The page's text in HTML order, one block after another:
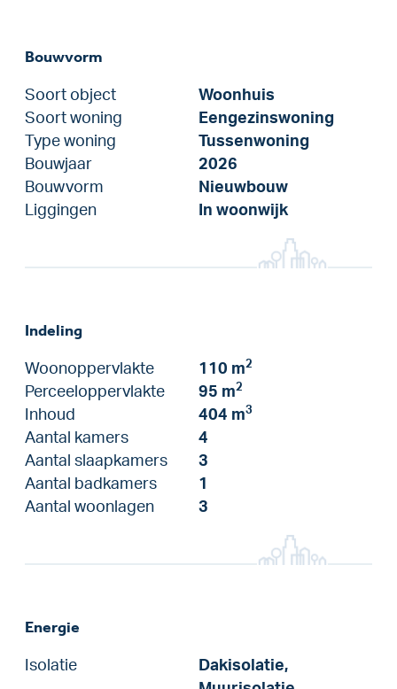
Bouwvorm
Soort object
Woonhuis
Soort woning
Eengezinswoning
Type woning
Tussenwoning
Bouwjaar
2026
Bouwvorm
Nieuwbouw
Liggingen
In woonwijk
Indeling
Woonoppervlakte 110 m2
Perceeloppervlakte 95 m2
Inhoud 404 m3
Aantal kamers
4
Aantal slaapkamers
3
Aantal badkamers
1
Aantal woonlagen
3
Energie
Isolatie
Dakisolatie,